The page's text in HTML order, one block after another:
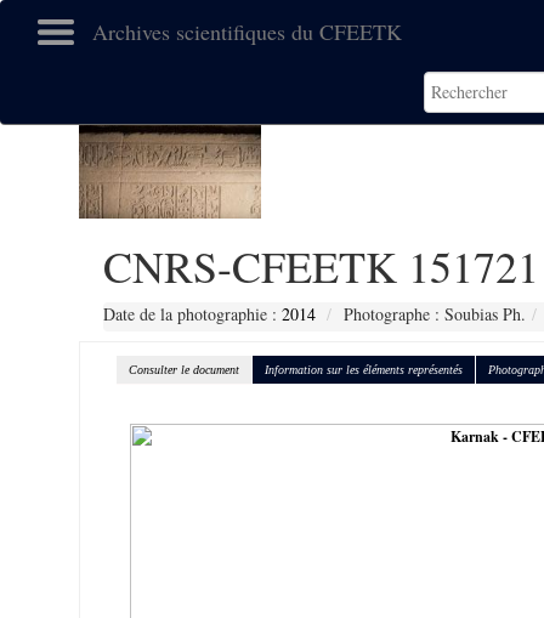
Archives scientifiques du CFEETK
CNRS-CFEETK 151721
Date de la photographie : 2014 Photographe : Soubias Ph.
Consulter le document Information sur les éléments représentés